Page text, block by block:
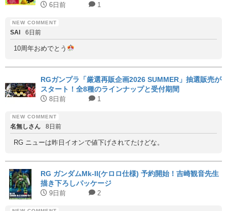
6日前 1
SAI 6日前
10周年おめでとう
RGガンプラ「厳選再販企画2026 SUMMER」抽選販売が
スタート！全8種のラインナップと受付期間
8日前 1
名無しさん 8日前
RG ニューは昨日イオンで値下げされてたけどな。
RG ガンダムMk-II(ケロロ仕様) 予約開始！吉崎観音先生
描き下ろしパッケージ
9日前 2